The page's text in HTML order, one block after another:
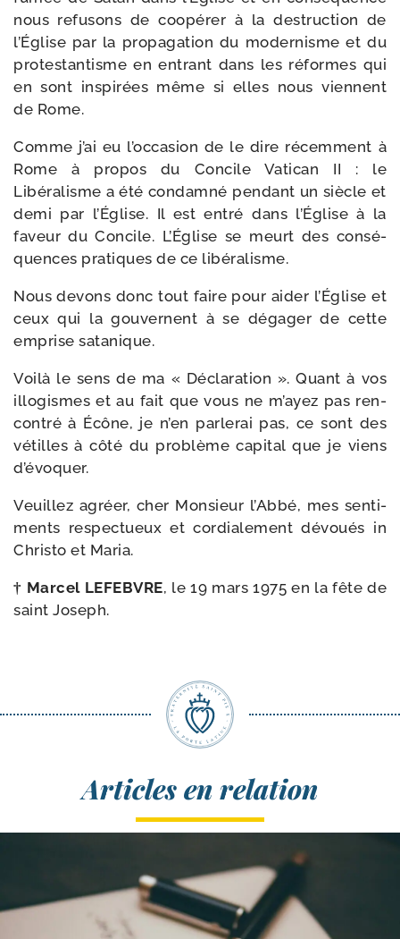
nous refu­sons de coopé­rer à la des­truc­tion de
l’Église par la pro­pa­ga­tion du moder­nisme et du
pro­tes­tan­tisme en entrant dans les réformes qui
en sont ins­pi­rées même si elles nous viennent
de Rome.
Comme j’ai eu l’oc­ca­sion de le dire récem­ment à
Rome à pro­pos du Concile Vatican II : le
Libéralisme a été condam­né pen­dant un siècle et
demi par l’Église. Il est entré dans l’Église à la
faveur du Concile. L’Église se meurt des consé­
quences pra­tiques de ce libéralisme.
Nous devons donc tout faire pour aider l’Église et
ceux qui la gou­vernent à se déga­ger de cette
emprise satanique.
Voilà le sens de ma « Déclaration ». Quant à vos
illo­gismes et au fait que vous ne m’ayez pas ren­
con­tré à Écône, je n’en par­le­rai pas, ce sont des
vétilles à côté du pro­blème capi­tal que je viens
d’évoquer.
Veuillez agréer, cher Monsieur l’Abbé, mes sen­ti­
ments res­pec­tueux et cor­dia­le­ment dévoués in
Christo et Maria.
† Marcel LEFEBVRE, le 19 mars 1975 en la fête de
saint Joseph.
Articles en relation